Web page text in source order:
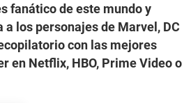
fanático de este mundo y
los personajes de Marvel, DC
con las mejores
en Netflix, HBO, Prime Video o